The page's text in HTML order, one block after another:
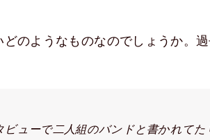
どのようなものなのでしょうか
ューで二人組のバンドと書かれて